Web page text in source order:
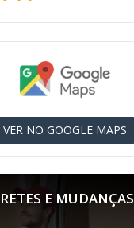
VER NO GOOGLE MAPS
E MUDANÇAS